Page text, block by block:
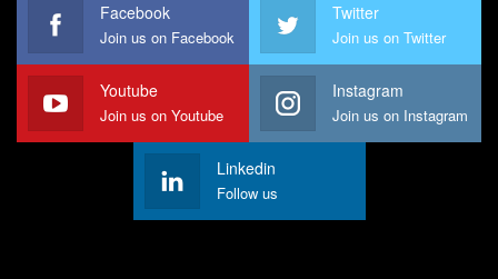
Facebook
Join us on Facebook
Twitter
Join us on Twitter
Youtube
Join us on Youtube
Instagram
Join us on Instagram
Linkedin
Follow us